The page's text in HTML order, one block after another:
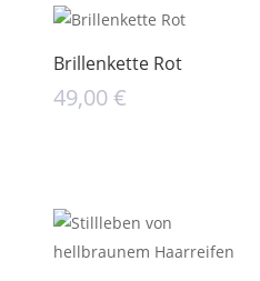
Brillenkette Rot
49,00€